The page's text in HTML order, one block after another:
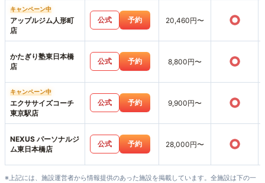
キャンペーン中
アップルジム人形町
店
公式 予約 20,460円〜 ○
かたぎり塾東日本橋
店
公式 予約 8,800円〜 ○
キャンペーン中
エクササイズコーチ
東京駅店
公式 予約 9,900円〜 ○
NEXUS パーソナルジ
ム東日本橋店
公式 予約 28,000円〜 ○
※上記には、施設運営者から情報提供のあった施設を掲載しています。全施設は下の一